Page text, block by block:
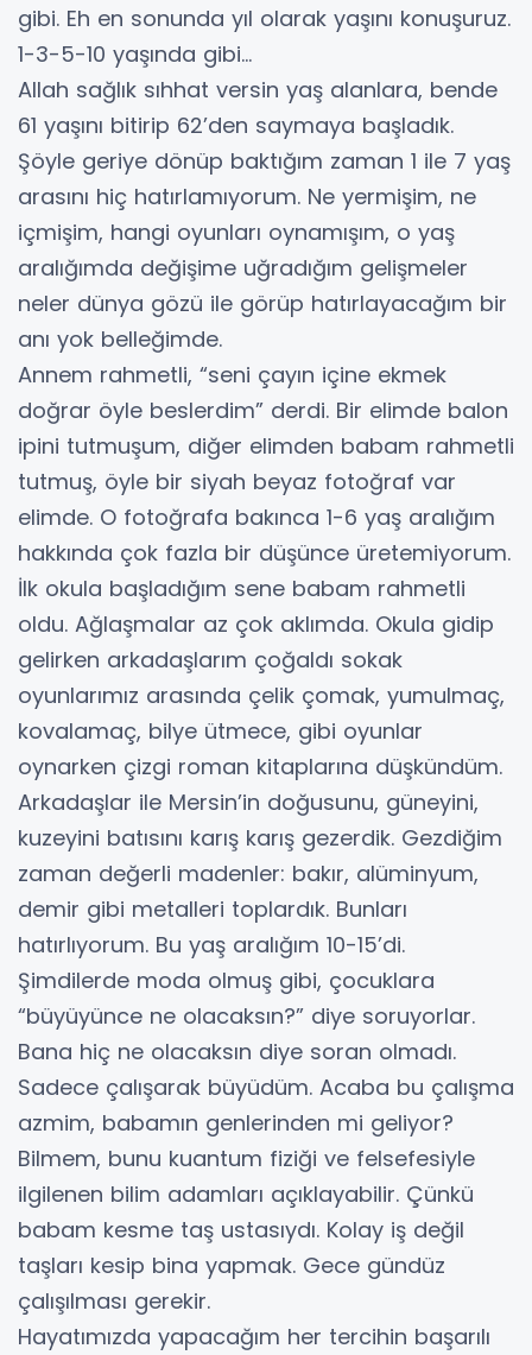
gibi. Eh en sonunda yıl olarak yaşını konuşuruz.
1-3-5-10 yaşında gibi…
Allah sağlık sıhhat versin yaş alanlara, bende
61 yaşını bitirip 62’den saymaya başladık.
Şöyle geriye dönüp baktığım zaman 1 ile 7 yaş
arasını hiç hatırlamıyorum. Ne yermişim, ne
içmişim, hangi oyunları oynamışım, o yaş
aralığımda değişime uğradığım gelişmeler
neler dünya gözü ile görüp hatırlayacağım bir
anı yok belleğimde.
Annem rahmetli, “seni çayın içine ekmek
doğrar öyle beslerdim” derdi. Bir elimde balon
ipini tutmuşum, diğer elimden babam rahmetli
tutmuş, öyle bir siyah beyaz fotoğraf var
elimde. O fotoğrafa bakınca 1-6 yaş aralığım
hakkında çok fazla bir düşünce üretemiyorum.
İlk okula başladığım sene babam rahmetli
oldu. Ağlaşmalar az çok aklımda. Okula gidip
gelirken arkadaşlarım çoğaldı sokak
oyunlarımız arasında çelik çomak, yumulmaç,
kovalamaç, bilye ütmece, gibi oyunlar
oynarken çizgi roman kitaplarına düşkündüm.
Arkadaşlar ile Mersin’in doğusunu, güneyini,
kuzeyini batısını karış karış gezerdik. Gezdiğim
zaman değerli madenler: bakır, alüminyum,
demir gibi metalleri toplardık. Bunları
hatırlıyorum. Bu yaş aralığım 10-15’di.
Şimdilerde moda olmuş gibi, çocuklara
“büyüyünce ne olacaksın?” diye soruyorlar.
Bana hiç ne olacaksın diye soran olmadı.
Sadece çalışarak büyüdüm. Acaba bu çalışma
azmim, babamın genlerinden mi geliyor?
Bilmem, bunu kuantum fiziği ve felsefesiyle
ilgilenen bilim adamları açıklayabilir. Çünkü
babam kesme taş ustasıydı. Kolay iş değil
taşları kesip bina yapmak. Gece gündüz
çalışılması gerekir.
Hayatımızda yapacağım her tercihin başarılı